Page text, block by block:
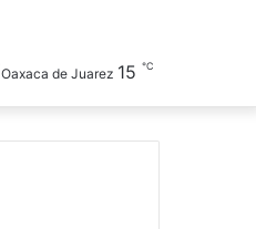
Oaxaca de Juarez 15 ℃